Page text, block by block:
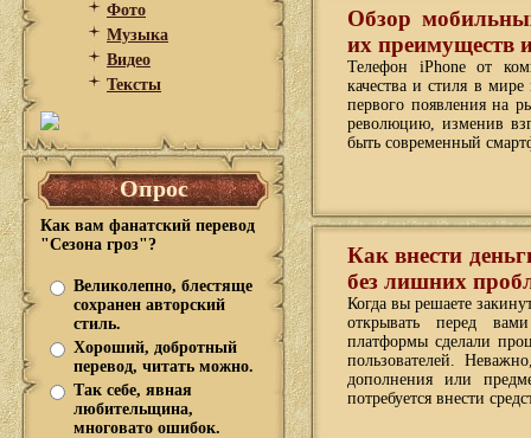
Фото
Музыка
Видео
Тексты
Опрос
Как вам фанатский перевод
"Сезона гроз"?
Великолепно, блестяще
сохранен авторский
стиль.
Хороший, добротный
перевод, читать можно.
Так себе, явная
любительщина,
многовато ошибок.
Обзор
их преимуществ
Телефон iPhone от
качества и стиля в
первого появления на
революцию, изменив
быть современный
Как внести
без лишних
Когда вы решаете
открывать перед
платформы сделали
пользователей.
дополнения или
потребуется внести